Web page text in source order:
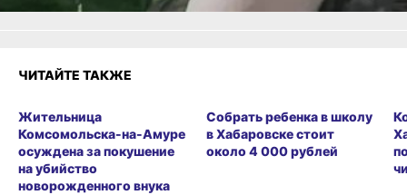
ЧИТАЙТЕ ТАКЖЕ
Жительница
Комсомольска-на-Амуре
осуждена за покушение
на убийство
новорожденного внука
Собрать ребенка в школу
в Хабаровске стоит
около 4 000 рублей